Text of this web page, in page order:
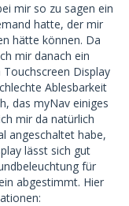
mir so zu sagen ein
hatte, der mir
hätte können. Da
mir danach ein
Display
Ablesbarkeit
das myNav einiges
mir da natürlich
angeschaltet habe,
lässt sich gut
für
abgestimmt. Hier